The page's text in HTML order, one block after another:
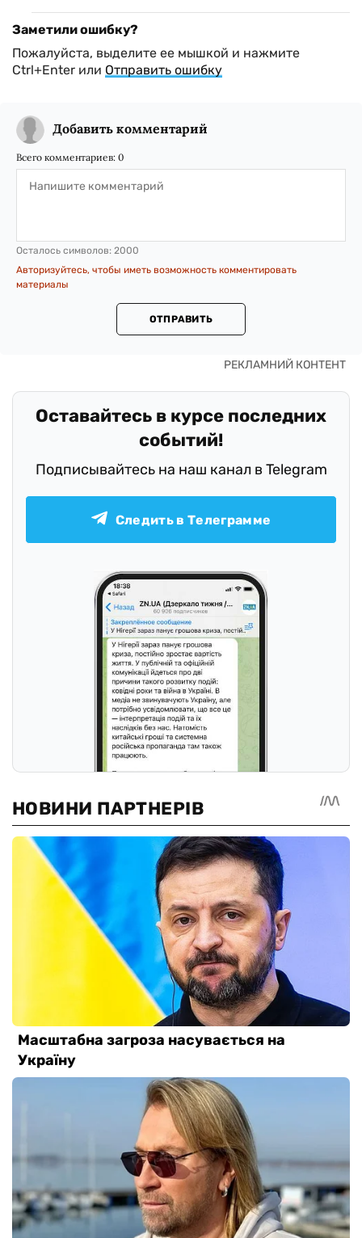
Заметили ошибку?
Пожалуйста, выделите ее мышкой и нажмите
Ctrl+Enter или Отправить ошибку
Добавить комментарий
Всего комментариев: 0
Осталось символов: 2000
Авторизуйтесь, чтобы иметь возможность комментировать
материалы
ОТПРАВИТЬ
Оставайтесь в курсе последних
событий!
Подписывайтесь на наш канал в Telegram
Следить в Телеграмме